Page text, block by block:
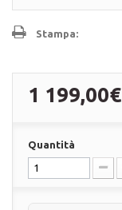
Stampa:
1 199,00€
Quantità